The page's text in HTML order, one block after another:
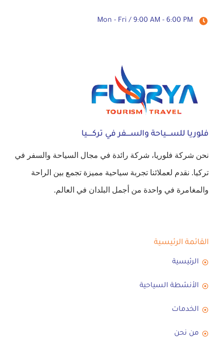
Mon - Fri / 9:00 AM - 6:00 PM
فلوريا للســــياحة والســــفر في تركـــــيا
نحن شركة فلوريا، شركة رائدة في مجال السياحة والسفر في
تركيا. نقدم لعملائنا تجربة سياحية مميزة تجمع بين الراحة
والمغامرة في واحدة من أجمل البلدان في العالم.
القائمة الرئيسية
الرئيسية
الأنشطة السياحية
الخدمات
من نحن